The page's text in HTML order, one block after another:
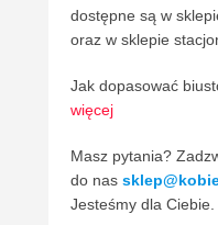
dostępne są w
oraz w sklepie
Jak dopasować
więcej
Masz pytania?
do nas
Jesteśmy dla Ciebie.